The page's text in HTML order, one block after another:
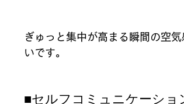
ぎゅっと集中が高まる瞬間の空
いです。
■セルフコミュニケーショ